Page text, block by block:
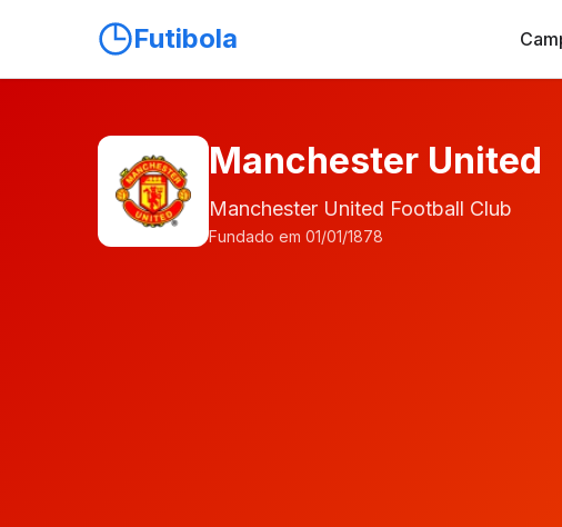
Futibola
Manchester United
Manchester United Football Club
Fundado em 01/01/1878